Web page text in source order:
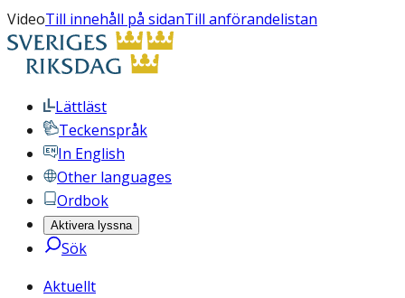
VideoTill innehåll på sidanTill anförandelistan
Lättläst
Teckenspråk
In English
Other languages
Ordbok
Aktivera lyssna
Sök
Aktuellt